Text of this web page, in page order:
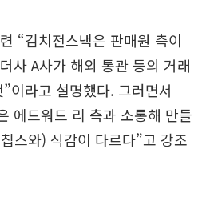
“김치전스낵은 판매원 측이
사 A사가 해외 통관 등의 거래
이라고 설명했다. 그러면서
에드워드 리 측과 소통해 만들
스와) 식감이 다르다”고 강조